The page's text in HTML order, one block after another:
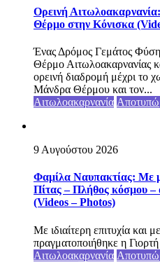
Ορεινή
Θέρμο στην Κόνισκα
Ένας Δρόμος Γεμάτος Φύση
Θέρμο Αιτωλοακαρνανίας
ορεινή διαδρομή μέχρι το
Μάνδρα Θέρμου και τον...
Αιτωλοακαρνανία
9 Αυγούστου 2026
Φαμίλα Ναυπακτίας: Με
Πίτας – Πλήθος κόσμου –
(Videos – Photos)
Με ιδιαίτερη επιτυχία
πραγματοποιήθηκε η
Αιτωλοακαρνανία